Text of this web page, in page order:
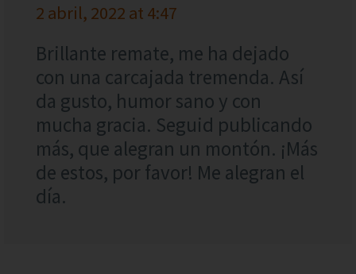
2 abril, 2022 at 4:47
Brillante remate, me ha dejado
con una carcajada tremenda. Así
da gusto, humor sano y con
mucha gracia. Seguid publicando
más, que alegran un montón. ¡Más
de estos, por favor! Me alegran el
día.